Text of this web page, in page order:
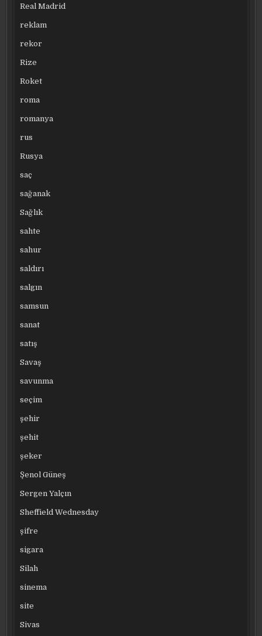
Real Madrid
reklam
rekor
Rize
Roket
roma
romanya
rus
Rusya
saç
sağanak
Sağlık
sahte
sahur
saldırı
salgın
samsun
sanat
satış
Savaş
savunma
seçim
şehir
şehit
şeker
Şenol Güneş
Sergen Yalçın
Sheffield Wednesday
şifre
sigara
Silah
sinema
site
Sivas